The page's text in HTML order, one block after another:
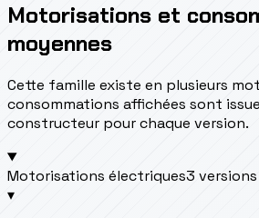
Motorisations et
moyennes
Cette famille existe en plusieurs
consommations affichées sont
constructeur pour chaque version.
Motorisations électriques3
▾